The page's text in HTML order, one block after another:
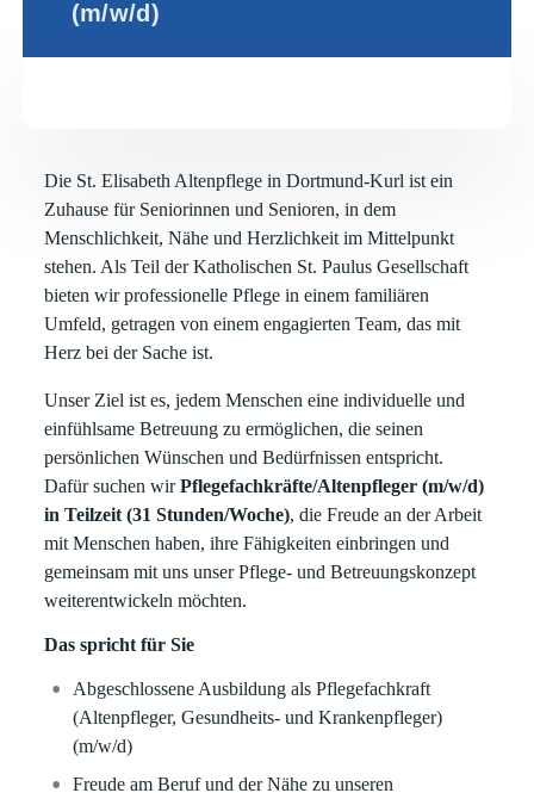
(m/w/d)
Die St. Elisabeth Altenpflege in Dortmund-Kurl ist ein
Zuhause für Seniorinnen und Senioren, in dem
Menschlichkeit, Nähe und Herzlichkeit im Mittelpunkt
stehen. Als Teil der Katholischen St. Paulus Gesellschaft
bieten wir professionelle Pflege in einem familiären
Umfeld, getragen von einem engagierten Team, das mit
Herz bei der Sache ist.
Unser Ziel ist es, jedem Menschen eine individuelle und
einfühlsame Betreuung zu ermöglichen, die seinen
persönlichen Wünschen und Bedürfnissen entspricht.
Dafür suchen wirPflegefachkräfte/Altenpfleger (m/w/d)
in Teilzeit (31 Stunden/Woche), die Freude an der Arbeit
mit Menschen haben, ihre Fähigkeiten einbringen und
gemeinsam mit uns unser Pflege- und Betreuungskonzept
weiterentwickeln möchten.
Das spricht für Sie
Abgeschlossene Ausbildung als Pflegefachkraft
(Altenpfleger, Gesundheits- und Krankenpfleger)
(m/w/d)
Freude am Beruf und der Nähe zu unseren